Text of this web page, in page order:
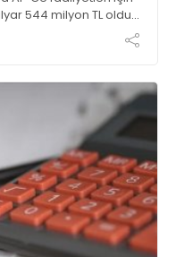
544 milyon TL oldu.
bütçesi